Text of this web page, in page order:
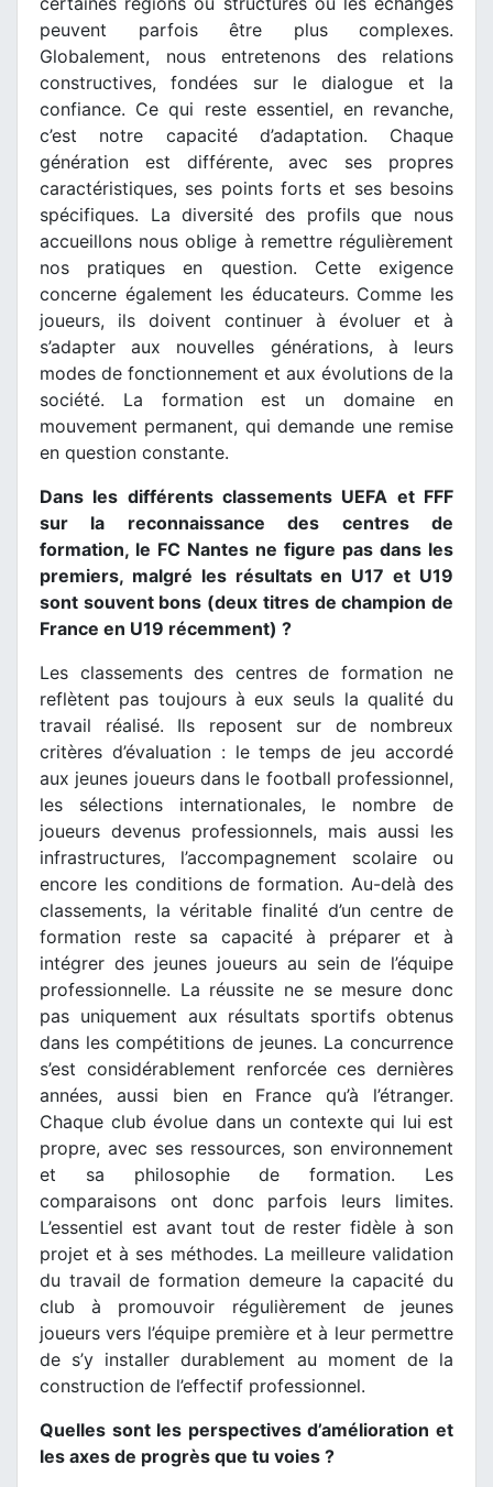
peuvent parfois être plus complexes.
Globalement, nous entretenons des relations
constructives, fondées sur le dialogue et la
confiance. Ce qui reste essentiel, en revanche,
c’est notre capacité d’adaptation. Chaque
génération est différente, avec ses propres
caractéristiques, ses points forts et ses besoins
spécifiques. La diversité des profils que nous
accueillons nous oblige à remettre régulièrement
nos pratiques en question. Cette exigence
concerne également les éducateurs. Comme les
joueurs, ils doivent continuer à évoluer et à
s’adapter aux nouvelles générations, à leurs
modes de fonctionnement et aux évolutions de la
société. La formation est un domaine en
mouvement permanent, qui demande une remise
en question constante.
Dans les différents classements UEFA et FFF
sur la reconnaissance des centres de
formation, le FC Nantes ne figure pas dans les
premiers, malgré les résultats en U17 et U19
sont souvent bons (deux titres de champion de
France en U19 récemment) ?
Les classements des centres de formation ne
reflètent pas toujours à eux seuls la qualité du
travail réalisé. Ils reposent sur de nombreux
critères d’évaluation : le temps de jeu accordé
aux jeunes joueurs dans le football professionnel,
les sélections internationales, le nombre de
joueurs devenus professionnels, mais aussi les
infrastructures, l’accompagnement scolaire ou
encore les conditions de formation. Au-delà des
classements, la véritable finalité d’un centre de
formation reste sa capacité à préparer et à
intégrer des jeunes joueurs au sein de l’équipe
professionnelle. La réussite ne se mesure donc
pas uniquement aux résultats sportifs obtenus
dans les compétitions de jeunes. La concurrence
s’est considérablement renforcée ces dernières
années, aussi bien en France qu’à l’étranger.
Chaque club évolue dans un contexte qui lui est
propre, avec ses ressources, son environnement
et sa philosophie de formation. Les
comparaisons ont donc parfois leurs limites.
L’essentiel est avant tout de rester fidèle à son
projet et à ses méthodes. La meilleure validation
du travail de formation demeure la capacité du
club à promouvoir régulièrement de jeunes
joueurs vers l’équipe première et à leur permettre
de s’y installer durablement au moment de la
construction de l’effectif professionnel.
Quelles sont les perspectives d’amélioration et
les axes de progrès que tu voies ?